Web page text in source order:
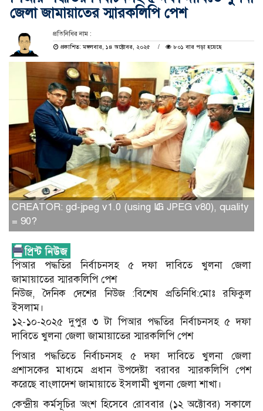
জেলা জামায়াতের স্মারকলিপি পেশ
প্রতিনিধির নাম :
প্রকাশিত: মঙ্গলবার, ১৪ অক্টোবর, ২০২৫
৮০১ বার পড়া হয়েছে
CREATOR: gd-jpeg v1.0 (using IJG JPEG v80), quality
= 90?
পিআর পদ্ধতির নির্বাচনসহ ৫ দফা দাবিতে খুলনা জেলা
জামায়াতের স্মারকলিপি পেশ
নিউজ, দৈনিক দেশের নিউজ :বিশেষ প্রতিনিধি:মোঃ রফিকুল
ইসলাম।
১২-১০-২০২৫ দুপুর ৩ টা পিআর পদ্ধতির নির্বাচনসহ ৫ দফা
দাবিতে খুলনা জেলা জামায়াতের স্মারকলিপি পেশ
পিআর পদ্ধতিতে নির্বাচনসহ ৫ দফা দাবিতে খুলনা জেলা
প্রশাসকের মাধ্যমে প্রধান উপদেষ্টা বরাবর স্মারকলিপি পেশ
করেছে বাংলাদেশ জামায়াতে ইসলামী খুলনা জেলা শাখা।
কেন্দ্রীয় কর্মসূচির অংশ হিসেবে রোববার (১২ অক্টোবর) সকালে